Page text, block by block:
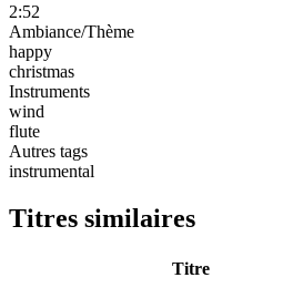
2:52
Ambiance/Thème
happy
christmas
Instruments
wind
flute
Autres tags
instrumental
Titres similaires
Titre